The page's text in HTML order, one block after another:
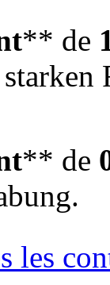
** de
** de
les